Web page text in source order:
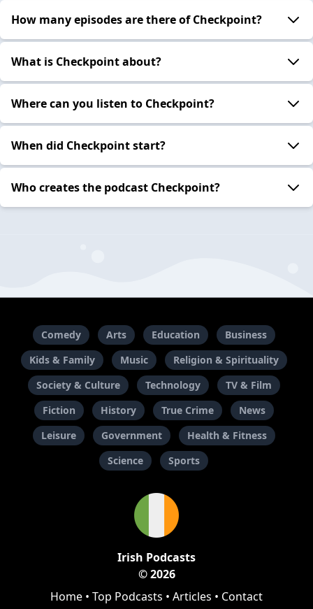
How many episodes are there of Checkpoint?
What is Checkpoint about?
Where can you listen to Checkpoint?
When did Checkpoint start?
Who creates the podcast Checkpoint?
Comedy Arts Education
Business
Kids & Family
Music
Religion & Spirituality
Society & Culture
Technology
TV & Film
Fiction
History True Crime
News
Leisure
Government
Health & Fitness
Science
Sports
Irish Podcasts
© 2026
Home • Top Podcasts • Articles • Contact